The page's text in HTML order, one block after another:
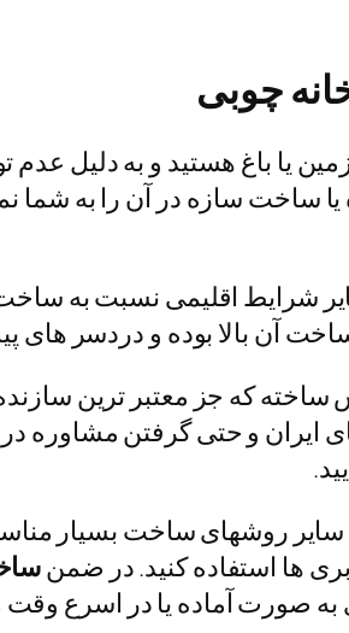
چوبی
یا باغ هستید و به دلیل عدم
ساخت سازه در آن را به شما
شرایط اقلیمی نسبت به
آن بالا بوده و دردسر های
ساخته که جز معتبر ترین
ایران و حتی گرفتن مشاوره
روشهای ساخت بسیار مناسب
ها استفاده کنید. در ضمن
صورت آماده یا در اسرع وقت